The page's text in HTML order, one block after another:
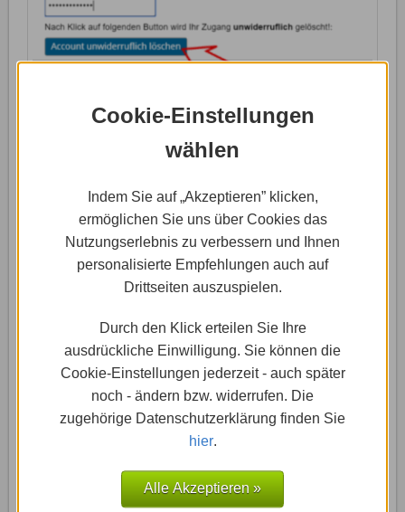
Cookie-Einstellungen
wählen
Indem Sie auf „Akzeptieren” klicken,
ermöglichen Sie uns über Cookies das
Nutzungserlebnis zu verbessern und Ihnen
personalisierte Empfehlungen auch auf
Drittseiten auszuspielen.
Durch den Klick erteilen Sie Ihre
ausdrückliche Einwilligung. Sie können die
Cookie-Einstellungen jederzeit - auch später
noch - ändern bzw. widerrufen. Die
zugehörige Datenschutzerklärung finden Sie
hier.
Alle Akzeptieren »
Hast Du „Account löschen“ ausgewählt, musst Du
Webvisitenkarte erfolgt dann durch Eingabe Deines
Passwortes und des Drucks auf den Button „Account
unwiderruflich löschen“.
Damit ist Dein Konto und Deine Website bei
Website können, sofern sie nicht andernorts
gespeichert wurden, in der Regel nicht wieder
hergestellt werden.
Hinweis:Das System besteht auf die Angabe eines
Grundes / Feedback, sonst wird Dein Account nicht
endgültig gelöscht.